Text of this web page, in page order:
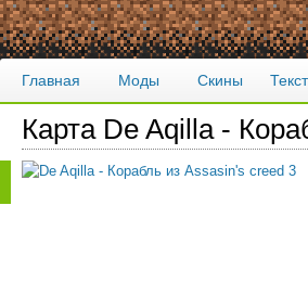
Главная Моды Скины
Карта De Aqilla -